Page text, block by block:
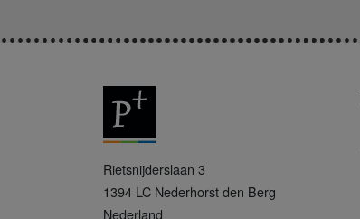
+
Rietsnijderslaan 3
1394 LC Nederhorst den Berg
Nederland